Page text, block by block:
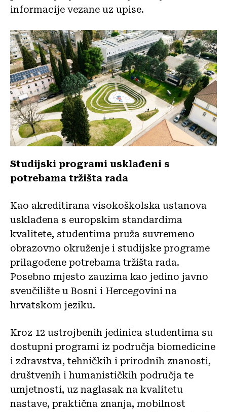
informacije vezane uz upise.
Studijski programi usklađeni s
potrebama tržišta rada
Kao akreditirana visokoškolska ustanova
usklađena s europskim standardima
kvalitete, studentima pruža suvremeno
obrazovno okruženje i studijske programe
prilagođene potrebama tržišta rada.
Posebno mjesto zauzima kao jedino javno
sveučilište u Bosni i Hercegovini na
hrvatskom jeziku.
Kroz 12 ustrojbenih jedinica studentima su
dostupni programi iz područja biomedicine
i zdravstva, tehničkih i prirodnih znanosti,
društvenih i humanističkih područja te
umjetnosti, uz naglasak na kvalitetu
nastave, praktična znanja, mobilnost